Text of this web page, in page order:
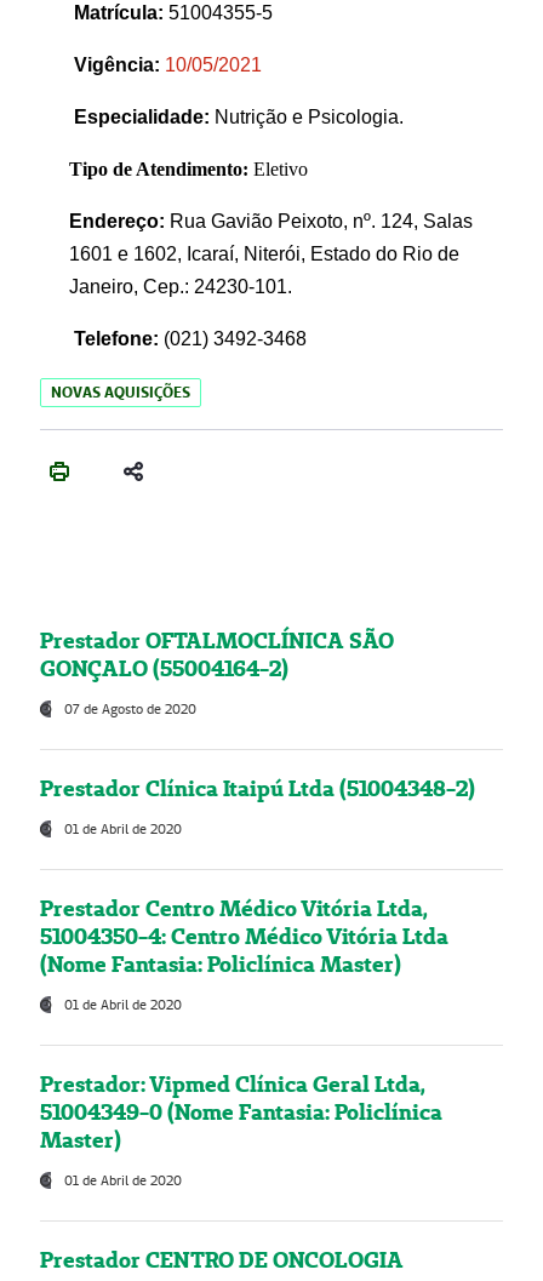
Matrícula: 51004355-5
Vigência: 10/05/2021
Especialidade: Nutrição e Psicologia.
Tipo de Atendimento: Eletivo
Endereço: Rua Gavião Peixoto, nº. 124, Salas
1601 e 1602, Icaraí, Niterói, Estado do Rio de
Janeiro, Cep.: 24230-101.
Telefone: (021) 3492-3468
NOVAS AQUISIÇÕES
Prestador OFTALMOCLÍNICA SÃO
GONÇALO (55004164-2)
07 de Agosto de 2020
Prestador Clínica Itaipú Ltda (51004348-2)
01 de Abril de 2020
Prestador Centro Médico Vitória Ltda,
51004350-4: Centro Médico Vitória Ltda
(Nome Fantasia: Policlínica Master)
01 de Abril de 2020
Prestador: Vipmed Clínica Geral Ltda,
51004349-0 (Nome Fantasia: Policlínica
Master)
01 de Abril de 2020
Prestador CENTRO DE ONCOLOGIA